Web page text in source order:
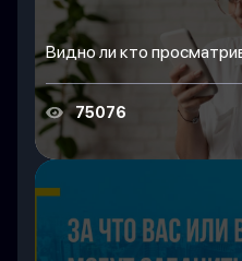
Видно ли кто
75076